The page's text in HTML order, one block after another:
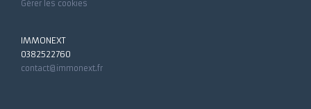
Gérer les cookies
IMMONEXT
0382522760
contact@immonext.fr